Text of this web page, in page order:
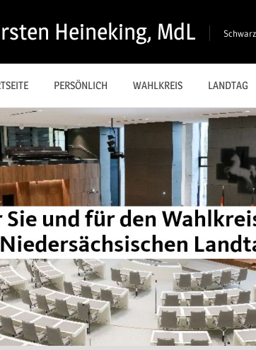
Heineking, MdL
PERSÖNLICH WAHLKREIS LANDTAG